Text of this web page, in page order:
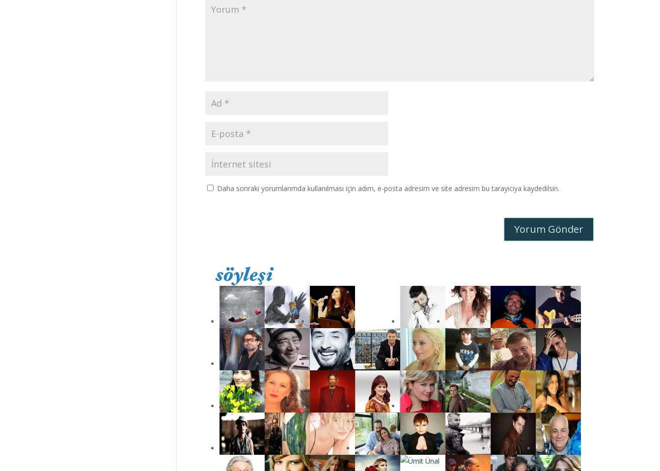
Daha sonraki yorumlarımda kullanılması için adım, e-posta adresim ve site adresim bu tarayıcıya kaydedilsin.